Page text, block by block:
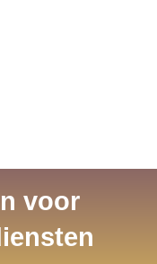
voor